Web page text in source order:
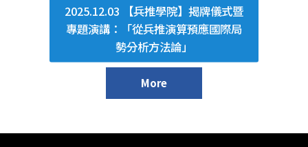
2025.12.03 【兵推學院】揭牌儀式暨
專題演講：「從兵推演算預應國際局
勢分析方法論」
More